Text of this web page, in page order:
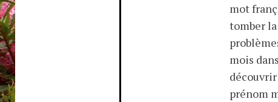
mot
tomber la
mois
prénom